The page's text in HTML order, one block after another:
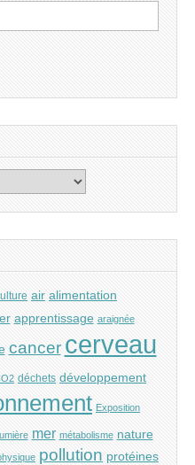
air alimentation
apprentissage araignée
cancer cerveau
déchets développement
Exposition
mer métabolisme nature
pollution protéines